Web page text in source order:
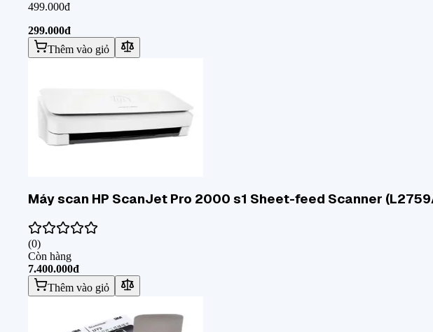
499.000đ
299.000đ
Thêm vào giỏ
Máy scan HP ScanJet Pro 2000 s1 Sheet-feed Scanner
(0)
Còn hàng
7.400.000đ
Thêm vào giỏ